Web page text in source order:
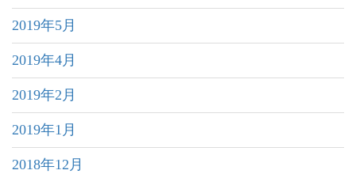
2019年5月
2019年4月
2019年2月
2019年1月
2018年12月